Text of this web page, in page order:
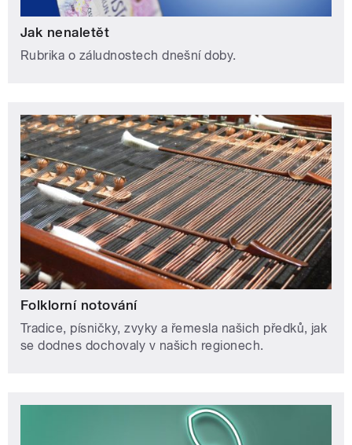
Jak nenaletět
Rubrika o záludnostech dnešní doby.
Folklorní notování
Tradice, písničky, zvyky a řemesla našich předků, jak
se dodnes dochovaly v našich regionech.